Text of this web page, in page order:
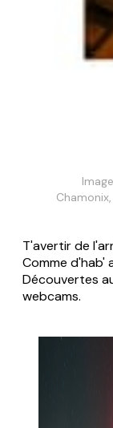
T'avertir de
Comme d'hab'
Découvertes
webcams.